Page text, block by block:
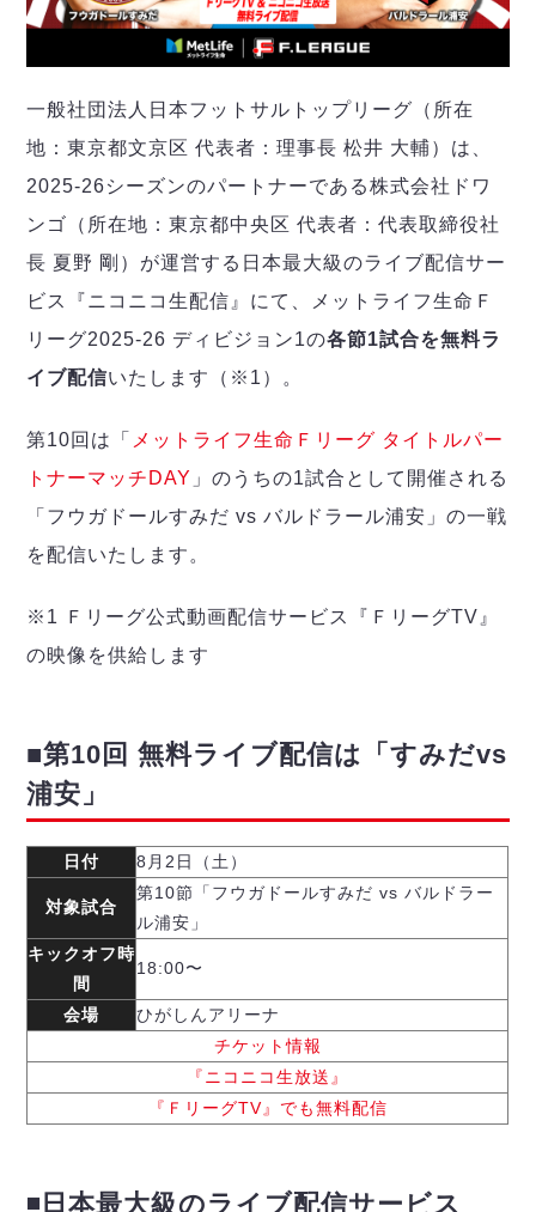
メットライフ生命Ｆリーグカップ 2026
大会概要
アリーナ情報
チケット情報
過去の記録
リガーレヴィア葛飾
Y．S．C．C．横浜
アグレミーナ浜松
デウソン神戸
ポルセイド浜田
ミラクルスマイル新居浜
記念ゴール
選手の通算記録（Ｆ１）
エスポラーダ北海道
バルドラール浦安
フウガドールすみだ
しながわシティ
立川アスレティックFC
ペスカドーラ町田
ボアルース長野
シュライカー大阪
ボルクバレット北九州
バサジィ大分
選手の通算記録（Ｆ２）
リガーレヴィア葛飾
Y．S．C．C．横浜
ヴィンセドール白山
アグレミーナ浜松
デウソン神戸
ポルセイド浜田
ミラクルスマイル新居浜
DIVISION02
FOLLOW US!
一般社団法人日本フットサルトップリーグ（所在
地：東京都文京区 代表者：理事長 松井 大輔）は、
2025-26シーズンのパートナーである株式会社ドワ
ンゴ（所在地：東京都中央区 代表者：代表取締役社
長 夏野 剛）が運営する日本最大級のライブ配信サー
ビス『ニコニコ生配信』にて、メットライフ生命Ｆ
リーグ2025-26 ディビジョン1の各節1試合を無料ラ
イブ配信いたします（※1）。
第10回は「
メットライフ生命Ｆリーグ タイトルパー
トナーマッチDAY 」のうちの1試合として開催される
「フウガドールすみだ vs バルドラール浦安」の一戦
を配信いたします。
※1 Ｆリーグ公式動画配信サービス『ＦリーグTV』
の映像を供給します
■第10回 無料ライブ配信は「すみだvs
浦安」
日付 8月2日（土）
対象試合
第10節「フウガドールすみだ vs バルドラー
ル浦安」
キックオフ時
間
18:00〜
会場
ひがしんアリーナ
チケット情報
『ニコニコ生放送』
『ＦリーグTV』でも無料配信
◾️日本最大級のライブ配信サービス